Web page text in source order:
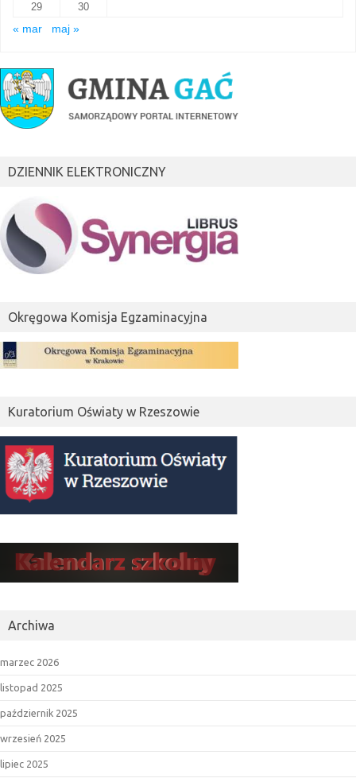
29
30
« mar
maj »
DZIENNIK ELEKTRONICZNY
Okręgowa Komisja Egzaminacyjna
Kuratorium Oświaty w Rzeszowie
Archiwa
marzec 2026
listopad 2025
październik 2025
wrzesień 2025
lipiec 2025